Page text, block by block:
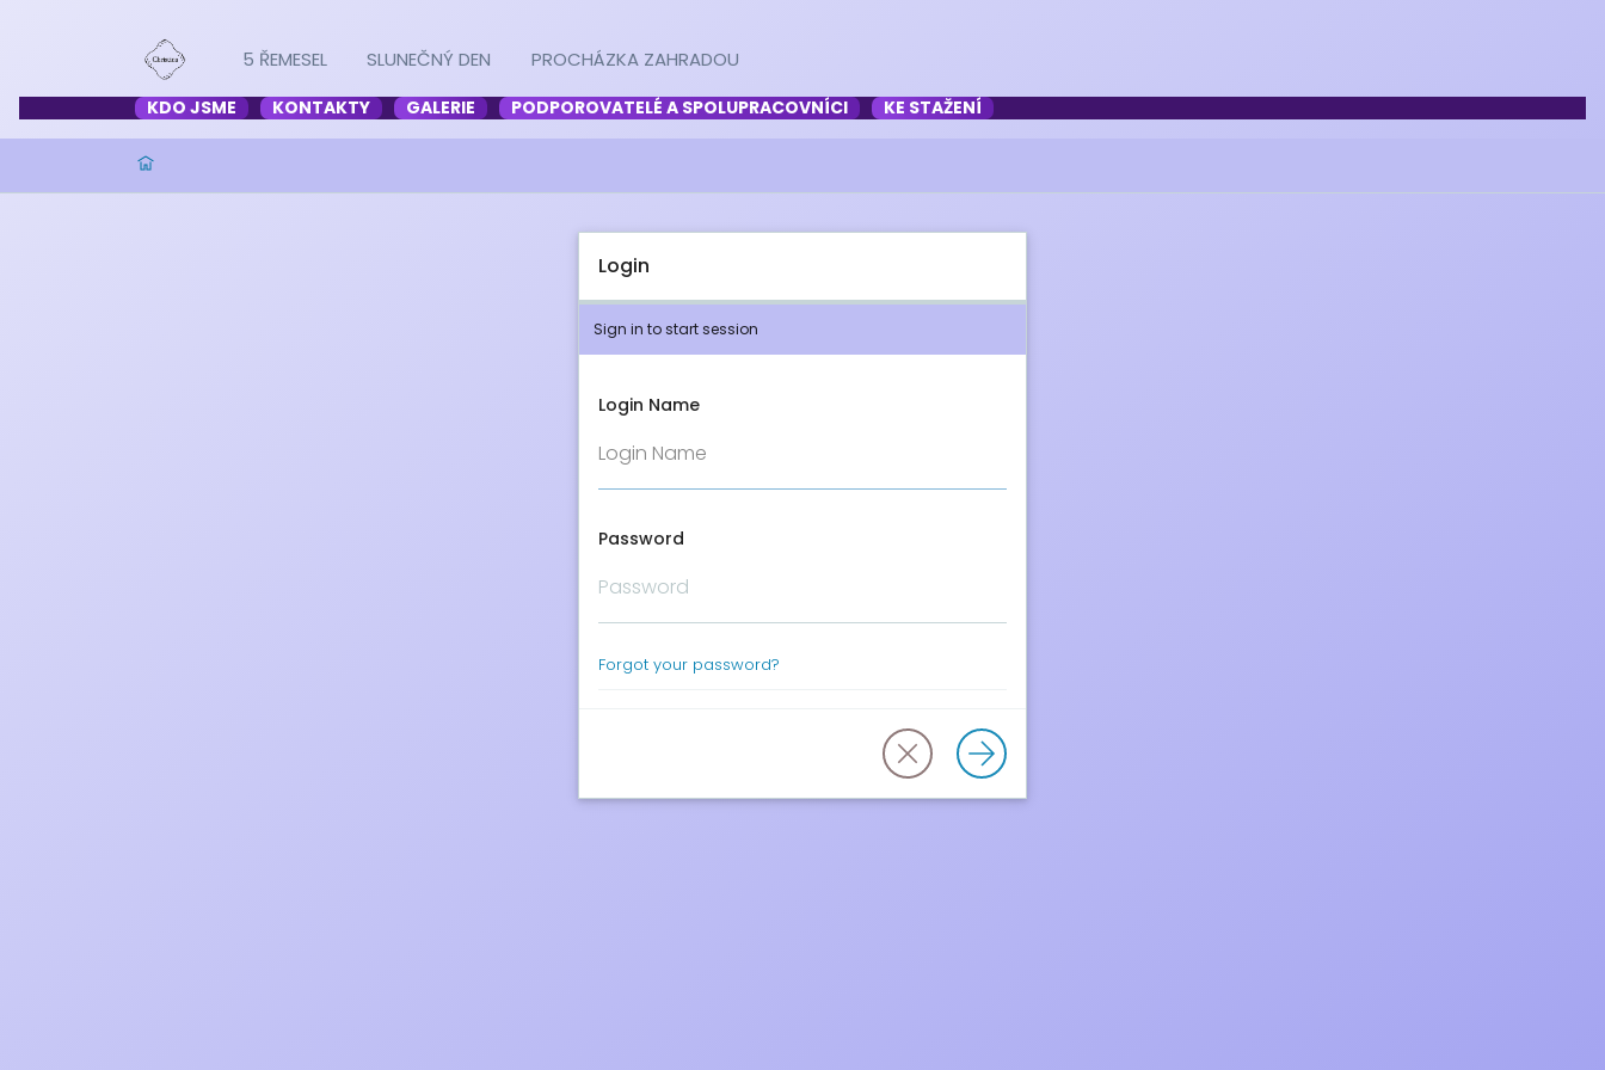
5 ŘEMESEL SLUNEČNÝ DEN PROCHÁZKA ZAHRADOU
KDO JSME KONTAKTY GALERIE PODPOROVATELÉ A SPOLUPRACOVNÍCI KE STAŽENÍ
Login
Sign in to start session
Login Name
Password
Forgot your password?